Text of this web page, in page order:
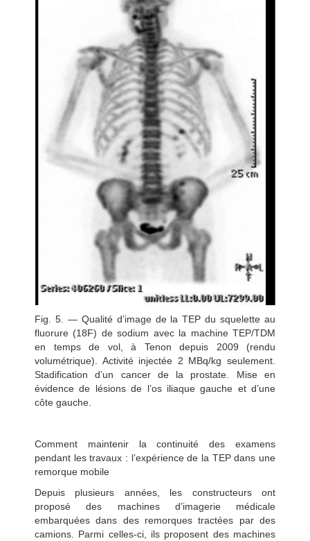
Fig. 5. — Qualité d’image de la TEP du squelette au
fluorure (18F) de sodium avec la machine TEP/TDM
en temps de vol, à Tenon depuis 2009 (rendu
volumétrique). Activité injectée 2 MBq/kg seulement.
Stadification d’un cancer de la prostate. Mise en
évidence de lésions de l’os iliaque gauche et d’une
côte gauche.
Comment maintenir la continuité des examens
pendant les travaux : l’expérience de la TEP dans une
remorque mobile
Depuis plusieurs années, les constructeurs ont
proposé des machines d’imagerie médicale
embarquées dans des remorques tractées par des
camions. Parmi celles-ci, ils proposent des machines